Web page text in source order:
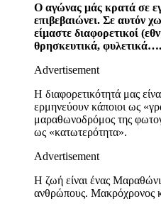
Ο αγώνας μάς κρατά σε
επιβεβαιώνει. Σε αυτόν
είμαστε διαφορετικοί
θρησκευτικά,
Advertisement
Η διαφορετικότητά μας
ερμηνεύουν κάποιοι ως
μαραθωνοδρόμος της
ως «κατωτερότητα».
Advertisement
Η ζωή είναι ένας
ανθρώπους. Μακρόχρονος